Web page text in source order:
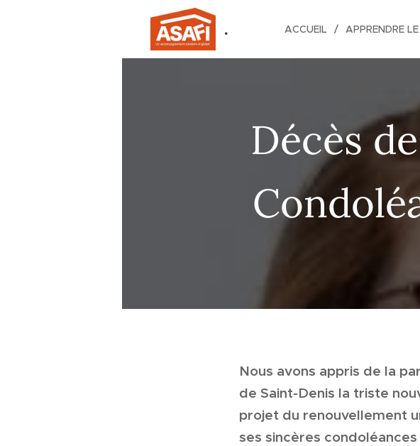
. ACCUEIL APPRENDRE
Décès
Nous avons appris de la
de Saint-Denis la triste
projet du renouvellement
ses sincères